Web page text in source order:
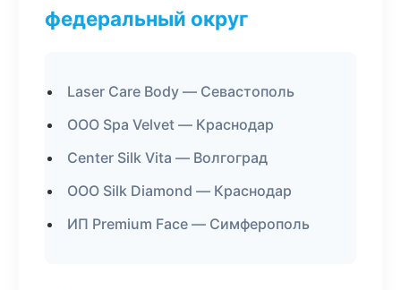
федеральный округ
Laser Care Body — Севастополь
ООО Spa Velvet — Краснодар
Center Silk Vita — Волгоград
ООО Silk Diamond — Краснодар
ИП Premium Face — Симферополь